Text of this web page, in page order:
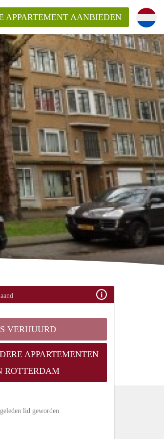
APPARTEMENT AANBIEDEN
VERHUURD
APPARTEMENTEN
ROTTERDAM
lid geworden